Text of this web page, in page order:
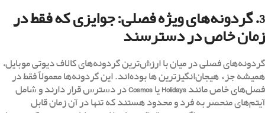
3. گردونه‌های ویژه فصلی: جوایزی که فقط در
زمان خاص در دسترسند
گردونه‌های فصلی در میان با ارزش‌ترین گردونه‌های کالاف دیوتی موبایل،
همیشه جزء هیجان‌انگیزترین ها بوده‌اند. این گردونه‌ها معمولاً فقط در
فصل‌های خاص مانندHolidaysیاCosmosدر دسترس قرار دارند و شامل
آیتم‌های منحصر به فرد و محدود هستند که تنها در آن زمان قابل